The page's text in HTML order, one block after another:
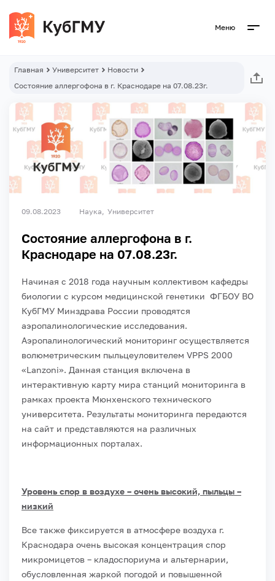
Меню
Главная Университет
Новости
Состояние аллергофона в г. Краснодаре на 07.08.23г.
09.08.2023 Наука Университет
Состояние аллергофона в г.
Краснодаре на 07.08.23г.
Начиная с 2018 года научным коллективом кафедры
биологии с курсом медицинской генетики ФГБОУ ВО
КубГМУ Минздрава России проводятся
аэропалинологические исследования.
Аэропалинологический мониторинг осуществляется
волюметрическим пыльцеуловителем VPPS 2000
«Lanzoni». Данная станция включена в
интерактивную карту мира станций мониторинга в
рамках проекта Мюнхенского технического
университета. Результаты мониторинга передаются
на сайт и представляются на различных
информационных порталах.
Уровень спор в воздухе – очень высокий, пыльцы –
низкий
Все также фиксируется в атмосфере воздуха г.
Краснодара очень высокая концентрация спор
микромицетов – кладоспориума и альтернарии,
обусловленная жаркой погодой и повышенной